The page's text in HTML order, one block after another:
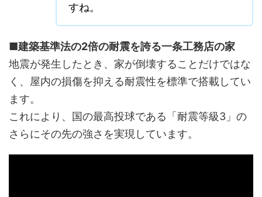
すね。
■建築基準法の2倍の耐震を誇る一条工務店の家
地震が発生したとき、家が倒壊することだけではな
く、屋内の損傷を抑える耐震性を標準で搭載してい
ます。
これにより、国の最高投球である「耐震等級3」の
さらにその先の強さを実現しています。